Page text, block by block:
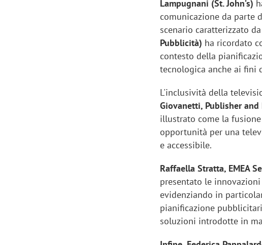
Lampugnani (St. John’s)
comunicazione da parte
scenario caratterizzato
Pubblicità) ha ricordato
contesto della
tecnologica anche ai fini
L'inclusività della
Giovanetti, Publisher
illustrato come la fusione
opportunità per una
e accessibile.
Raffaella Stratta, EMEA
presentato le innovazioni
evidenziando in
pianificazione
soluzioni introdotte in